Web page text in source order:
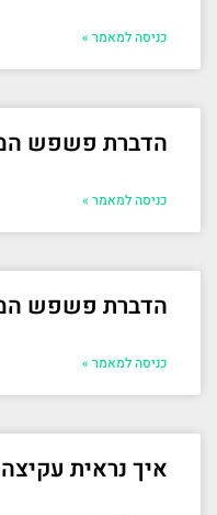
כניסה למאמר »
הדברת פשפש
כניסה למאמר »
הדברת פשפש
כניסה למאמר »
איך נראית